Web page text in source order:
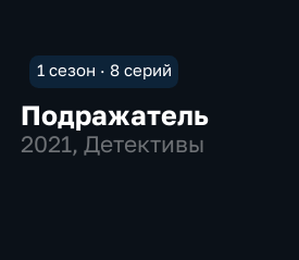
1 сезон · 8 серий
Подражатель
2021, Детективы